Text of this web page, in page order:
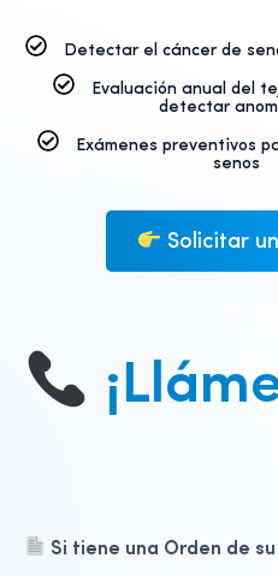
Detectar el cáncer de
Evaluación anual del
detectar
Exámenes preventivos
senos
Solicitar
Si tiene una Orden de